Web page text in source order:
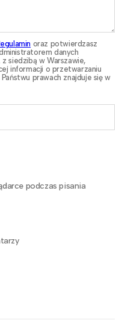
oraz potwierdzasz
danych
siedzibą w Warszawie,
informacji o przetwarzaniu
prawach znajduje się w
podczas pisania